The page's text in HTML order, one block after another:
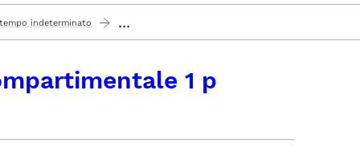
indeterminato ...
1 p